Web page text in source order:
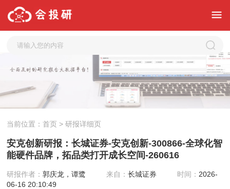
当前位置：首页 > 研报详细页
安克创新研报：长城证券-安克创新-300866-全球化智
能硬件品牌，拓品类打开成长空间-260616
研报作者：郭庆龙，谭鹭 来自：长城证券 时间： 2026-
06-16 20:10:49